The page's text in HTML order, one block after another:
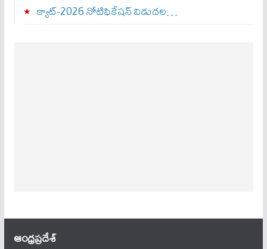
క్యాట్-2026 నోటిఫికేషన్ విడుదల…
ఆంధ్ర‌ప్ర‌దేశ్